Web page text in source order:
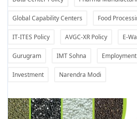
Global Capability Centers Food
IT-ITES Policy AVGC-XR Policy E-
Gurugram IMT Sohna
Investment Narendra Modi